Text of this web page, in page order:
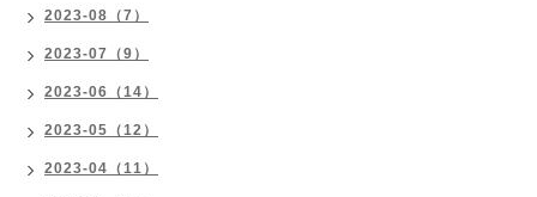
2023-08（7）
2023-07（9）
2023-06（14）
2023-05（12）
2023-04（11）